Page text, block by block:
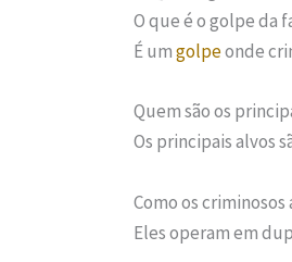
O que é o golpe da
É umgolpeonde
Quem são os
Os principais alvos
Como os
Eles operam em